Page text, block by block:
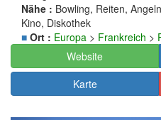
Nähe : Bowling, Reiten,
Kino, Diskothek
■ Ort : Europa > Frankreich >
Website
Karte